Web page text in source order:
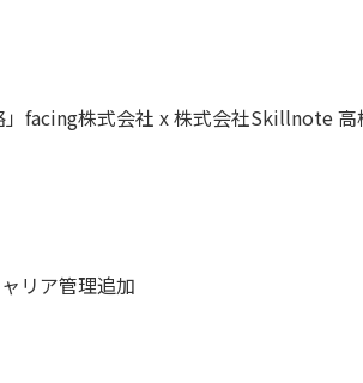
」facing株式会社 x 株式会社Skillnote 高
リア管理追加